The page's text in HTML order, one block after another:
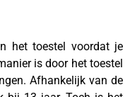
het toestel voordat je
is door het toestel
Afhankelijk van de